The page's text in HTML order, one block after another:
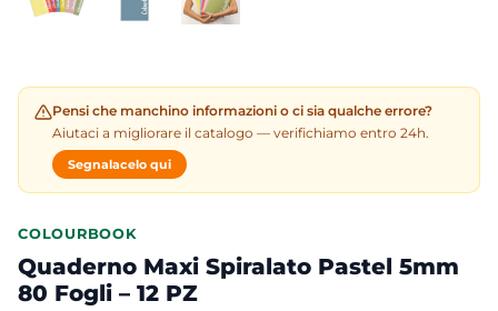
Pensi che manchino informazioni o ci sia qualche errore?
Aiutaci a migliorare il catalogo — verifichiamo entro 24h.
Segnalacelo qui
COLOURBOOK
Quaderno Maxi Spiralato Pastel 5mm
80 Fogli – 12 PZ